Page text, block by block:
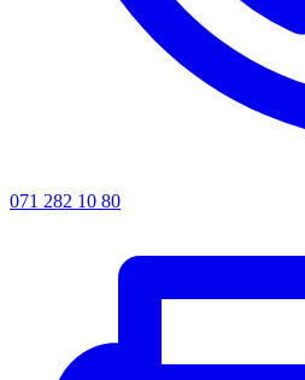
071 282 10 80